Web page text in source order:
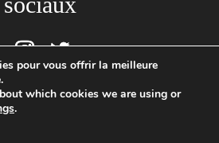
Backstages | Loïc Cousin Photographe
00029 | 2020 © TOUTES PHOTOS
pour vous offrir la meilleure
which cookies we are using or
.